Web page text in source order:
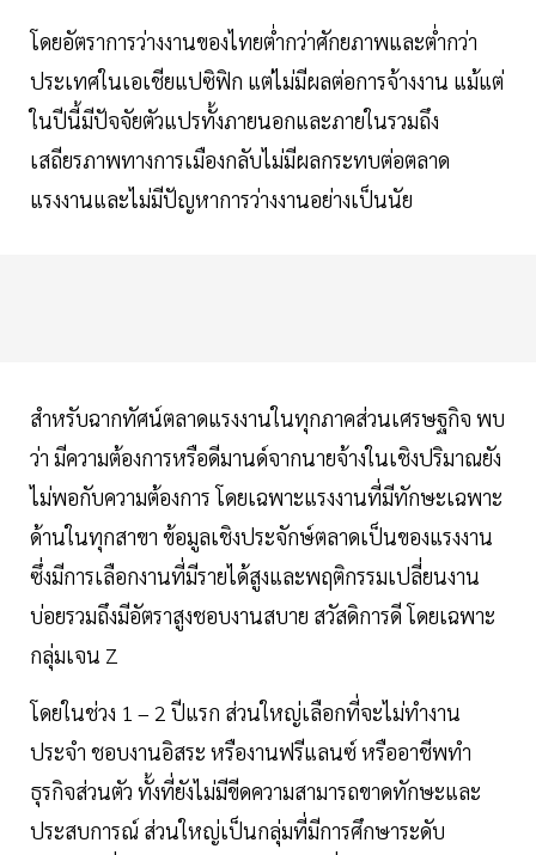
โดยอัตราการว่างงานของไทยต่ำกว่าศักยภาพและต่ำกว่า
ประเทศในเอเชียแปซิฟิก แต่ไม่มีผลต่อการจ้างงาน แม้แต่
ในปีนี้มีปัจจัยตัวแปรทั้งภายนอกและภายในรวมถึง
เสถียรภาพทางการเมืองกลับไม่มีผลกระทบต่อตลาด
แรงงานและไม่มีปัญหาการว่างงานอย่างเป็นนัย
สำหรับฉากทัศน์ตลาดแรงงานในทุกภาคส่วนเศรษฐกิจ พบ
ว่า มีความต้องการหรือดีมานด์จากนายจ้างในเชิงปริมาณยัง
ไม่พอกับความต้องการ โดยเฉพาะแรงงานที่มีทักษะเฉพาะ
ด้านในทุกสาขา ข้อมูลเชิงประจักษ์ตลาดเป็นของแรงงาน
ซึ่งมีการเลือกงานที่มีรายได้สูงและพฤติกรรมเปลี่ยนงาน
บ่อยรวมถึงมีอัตราสูงชอบงานสบาย สวัสดิการดี โดยเฉพาะ
กลุ่มเจน Z
โดยในช่วง 1 – 2 ปีแรก ส่วนใหญ่เลือกที่จะไม่ทำงาน
ประจำ ชอบงานอิสระ หรืองานฟรีแลนซ์ หรืออาชีพทำ
ธุรกิจส่วนตัว ทั้งที่ยังไม่มีขีดความสามารถขาดทักษะและ
ประสบการณ์ ส่วนใหญ่เป็นกลุ่มที่มีการศึกษาระดับ